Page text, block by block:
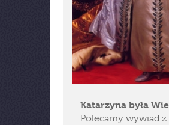
Katarzyna była
Polecamy wywiad z